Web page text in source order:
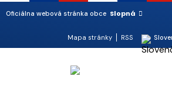
Oficiálna webová stránka obce Slopná
Mapa stránky RSS